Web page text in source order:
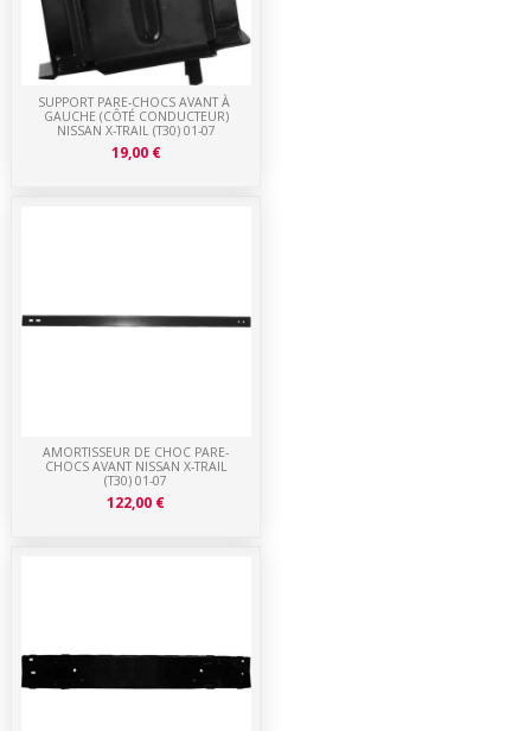
AMORTISSEUR DE CHOC PARE-
CHOCS AVANT NISSAN X-TRAIL
(T30) 01-07
122,00 €
SUPPORT PARE-CHOCS AVANT À
GAUCHE (CÔTÉ CONDUCTEUR)
NISSAN X-TRAIL (T30) 01-07
19,00 €